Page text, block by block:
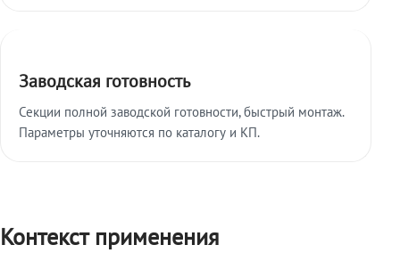
Заводская готовность
Секции полной заводской готовности, быстрый монтаж.
Параметры уточняются по каталогу и КП.
Контекст применения